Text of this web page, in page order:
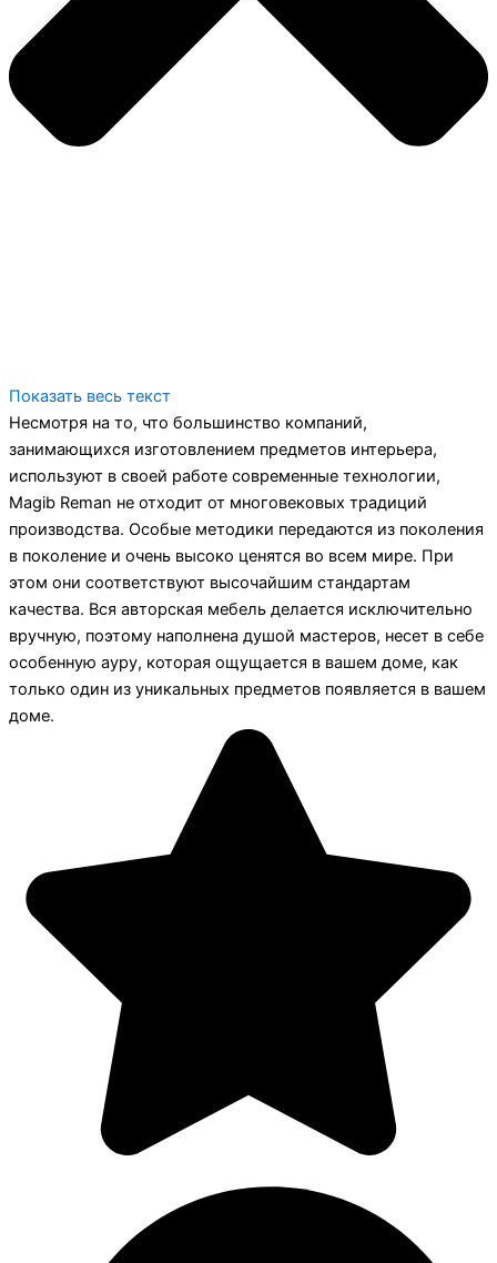
Показать весь текст
Несмотря на то, что большинство компаний,
занимающихся изготовлением предметов интерьера,
используют в своей работе современные технологии,
Magib Reman не отходит от многовековых традиций
производства. Особые методики передаются из поколения
в поколение и очень высоко ценятся во всем мире. При
этом они соответствуют высочайшим стандартам
качества. Вся авторская мебель делается исключительно
вручную, поэтому наполнена душой мастеров, несет в себе
особенную ауру, которая ощущается в вашем доме, как
только один из уникальных предметов появляется в вашем
доме.